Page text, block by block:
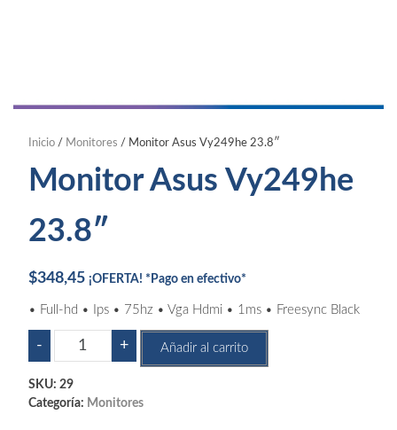
Inicio/ Monitores / Monitor Asus Vy249he 23.8″
Monitor Asus Vy249he
23.8″
$348,45 ¡OFERTA! *Pago en efectivo*
• Full-hd • Ips • 75hz • Vga Hdmi • 1ms • Freesync Black
-
Monitor
Asus
Vy249he
23.8"
+ Añadir al carrito
SKU: 29
Categoría: Monitores